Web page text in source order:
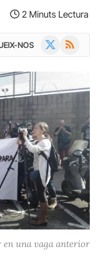
2 Minuts Lectura
NOS RSS
en una vaga anterior